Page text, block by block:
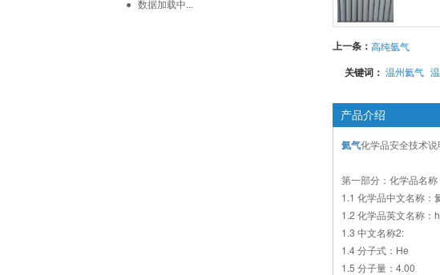
上一条： 高纯氩气
关键词： 温州氦气
产品介绍
氦气化学品安全技术
第一部分：化学品名称
1.1 化学品中文名称：
1.2 化学品英文名称：
1.3 中文名称2:
1.4 分子式：He
1.5 分子量：4.00
数据加载中...